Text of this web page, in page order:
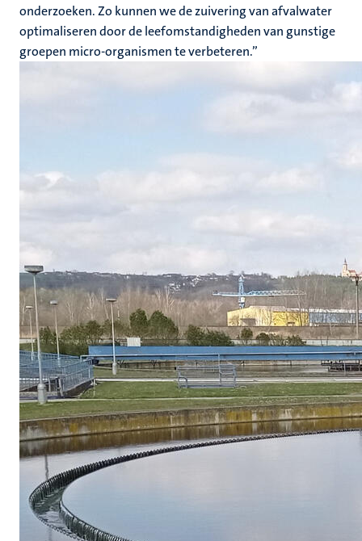
onderzoeken. Zo kunnen we de zuivering van afvalwater
optimaliseren door de leefomstandigheden van gunstige
groepen micro-organismen te verbeteren.”